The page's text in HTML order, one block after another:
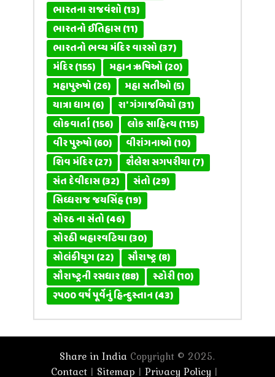
ભારતના રાજવંશો(13)
ભારતનો ઈતિહાસ(11)
ભારતનો ભવ્ય મંદિર વારસો(37)
મંદિર(155) મહાન ઋષિઓ(20)
મહાપુરુષો(26) મહા સતીઓ(5)
યાત્રા ધામ(6) રા' ગંગાજળિયો(31)
લોકવાર્તા(156) લોક સાહિત્ય(115)
વીર પુરુષો(60) વીરાંગનાઓ(10)
શિવ મંદિર(27) શૈલેશ સગપરીયા(7)
સંત દેવીદાસ(32) સંતો(29)
સિધ્ધરાજ જયસિંહ(19)
સોરઠ ના સંતો(46)
સોરઠી બહારવટિયા(30)
સોલંકીયુગ(22) સૌરાષ્ટ્ર(8)
સૌરાષ્ટ્રની રસધાર(88) સ્ટોરી(10)
૨૫૦૦ વર્ષ પૂર્વેનું હિન્દુસ્તાન(43)
Share in India Copyright © 2025.
Contact| Sitemap | Privacy Policy |